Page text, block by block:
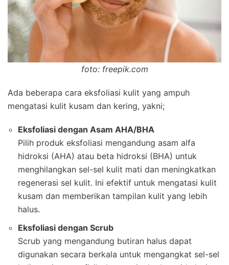
foto: freepik.com
Ada beberapa cara eksfoliasi kulit yang ampuh
mengatasi kulit kusam dan kering, yakni;
Eksfoliasi dengan Asam AHA/BHA
Pilih produk eksfoliasi mengandung asam alfa
hidroksi (AHA) atau beta hidroksi (BHA) untuk
menghilangkan sel-sel kulit mati dan meningkatkan
regenerasi sel kulit. Ini efektif untuk mengatasi kulit
kusam dan memberikan tampilan kulit yang lebih
halus.
Eksfoliasi dengan Scrub
Scrub yang mengandung butiran halus dapat
digunakan secara berkala untuk mengangkat sel-sel